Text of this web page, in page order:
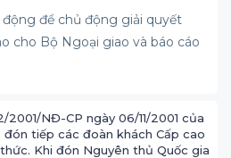
để chủ động giải quyết
cho Bộ Ngoại giao và báo cáo
2001/NĐ-CP ngày 06/11/2001 của
đón tiếp các đoàn khách Cấp cao
Khi đón Nguyên thủ Quốc gia